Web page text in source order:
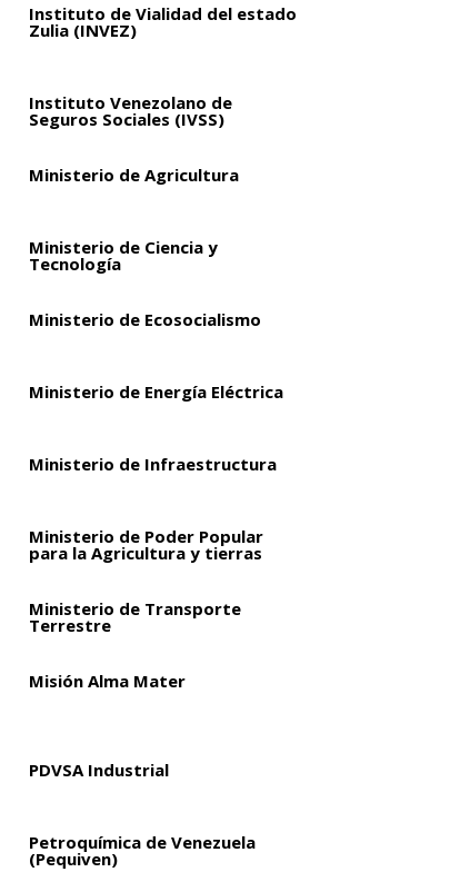
Instituto de Vialidad del estado
Zulia (INVEZ)
Instituto Venezolano de
Seguros Sociales (IVSS)
Ministerio de Agricultura
Ministerio de Ciencia y
Tecnología
Ministerio de Ecosocialismo
Ministerio de Energía Eléctrica
Ministerio de Infraestructura
Ministerio de Poder Popular
para la Agricultura y tierras
Ministerio de Transporte
Terrestre
Misión Alma Mater
PDVSA Industrial
Petroquímica de Venezuela
(Pequiven)